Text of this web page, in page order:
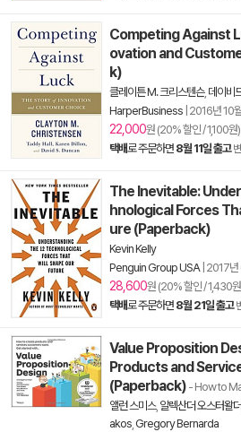
Competing Against
ovation and
k)
클레이튼 M. 크리스텐슨, 데이비
HarperBusiness 2016년 10
22,000원 (20% 할인 / 1,100원)
택배로 주문하면 8월 11일 출고
The Inevitable:
hnological Forces
ure (Paperback)
Kevin Kelly
Penguin Group USA| 2017년
28,600원 (20% 할인 / 1,430
택배로 주문하면 8월 21일 출고
Value Proposition
Products and
(Paperback) - How to
앨런 스미스, 알렉산더 오스터왈더
akos Gregory Bernarda